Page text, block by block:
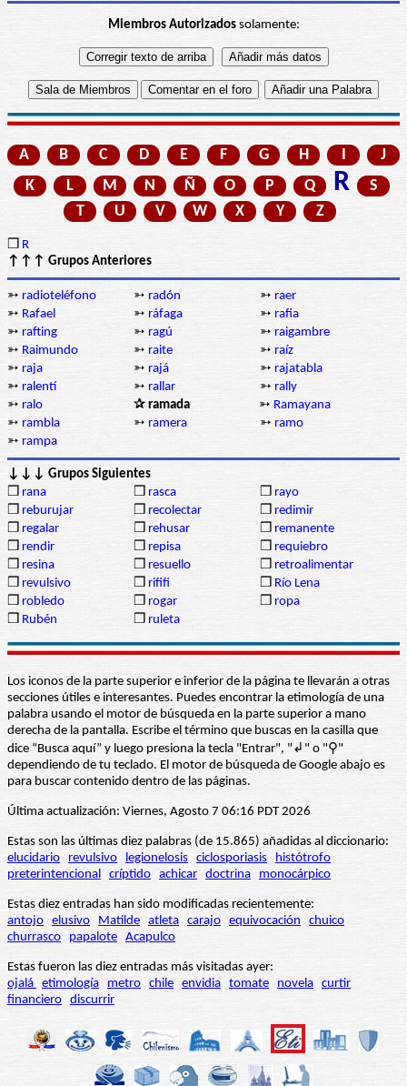
Miembros Autorizadossolamente:
A B C D E F G H I
J
K
L M N Ñ O P Q R
S
T
U V W X Y Z
❒ R
↑↑↑ Grupos Anteriores
➳ radioteléfono ➳ radón ➳ raer
➳ Rafael ➳ ráfaga ➳ rafia
➳ rafting ➳ ragú ➳ raigambre
➳ Raimundo ➳ raite ➳ raíz
➳ raja ➳ rajá ➳ rajatabla
➳ ralentí ➳ rallar ➳ rally
➳ ralo ✰ ramada ➳ Ramayana
➳ rambla ➳ ramera ➳ ramo
➳ rampa
↓↓↓ Grupos Siguientes
❒ rana ❒ rasca ❒ rayo
❒ reburujar ❒ recolectar ❒ redimir
❒ regalar ❒ rehusar ❒ remanente
❒ rendir ❒ repisa ❒ requiebro
❒ resina ❒ resuello ❒ retroalimentar
❒ revulsivo ❒ rififi ❒ Río Lena
❒ robledo ❒ rogar ❒ ropa
❒ Rubén ❒ ruleta
Los iconos de la parte superior e inferior de la página te llevarán a otras
secciones útiles e interesantes. Puedes encontrar la etimología de una
palabra usando el motor de búsqueda en la parte superior a mano
derecha de la pantalla. Escribe el término que buscas en la casilla que
dice “Busca aquí” y luego presiona la tecla "Entrar", "↲" o "⚲"
dependiendo de tu teclado. El motor de búsqueda de Google abajo es
para buscar contenido dentro de las páginas.
Última actualización: Viernes, Agosto 7 06:16 PDT 2026
Estas son las últimas diez palabras (de 15.865) añadidas al diccionario:
elucidario
revulsivo legionelosis ciclosporiasis
histótrofo
preterintencional críptido achicar doctrina monocárpico
Estas diez entradas han sido modificadas recientemente:
antojo elusivo Matilde atleta carajo equivocación
chuico
churrasco
papalote Acapulco
Estas fueron las diez entradas más visitadas ayer:
ojalá etimología metro chile envidia tomate novela curtir
financiero discurrir